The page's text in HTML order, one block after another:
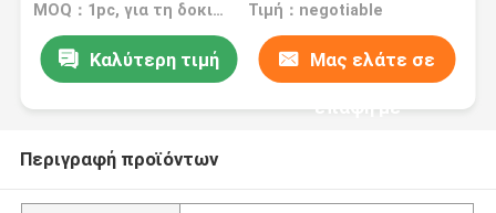
MOQ：1pc, για τη δοκιμή δειγμάτων Τιμή：negotiable
Καλύτερη τιμή Μας ελάτε σε
επαφή με
Περιγραφή προϊόντων